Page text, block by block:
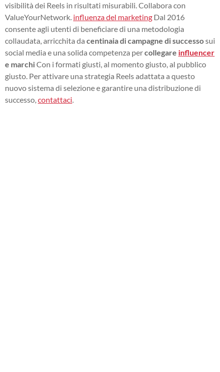
visibilità dei Reels in risultati misurabili. Collabora con
ValueYourNetwork. influenza del marketing Dal 2016
consente agli utenti di beneficiare di una metodologia
collaudata, arricchita da centinaia di campagne di successosui
social media e una solida competenza percollegare influencer
e marchiCon i formati giusti, al momento giusto, al pubblico
giusto. Per attivare una strategia Reels adattata a questo
nuovo sistema di selezione e garantire una distribuzione di
successo,contattaci.